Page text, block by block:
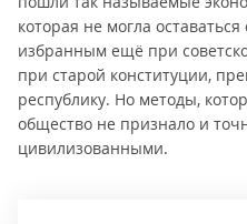
которая не могла
избранным ещё при
при старой конституции,
республику. Но методы,
общество не признало и
цивилизованными.